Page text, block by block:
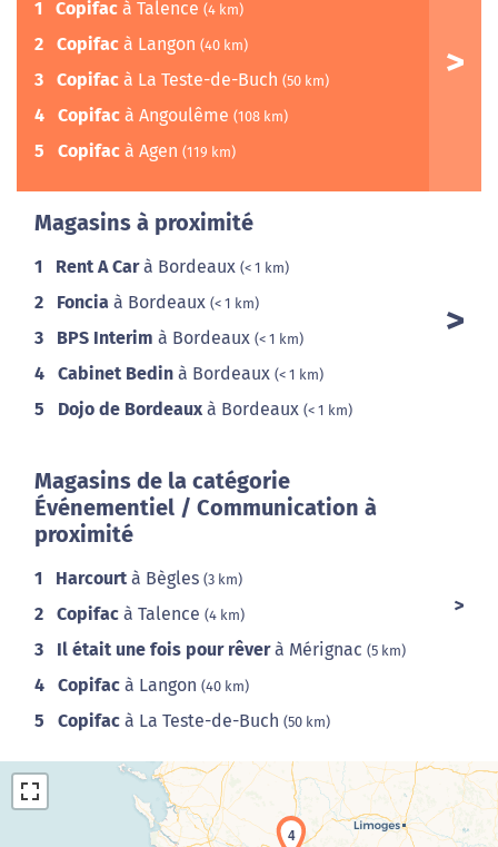
1 Copifac à Talence (4 km)
2 Copifac à Langon (40 km)
3 Copifac à La Teste-de-Buch (50 km)
4 Copifac à Angoulême (108 km)
5 Copifac à Agen (119 km)
Magasins à proximité
1 Rent A Carà Bordeaux (< 1 km)
2 Foncia à Bordeaux (< 1 km)
3 BPS Interim à Bordeaux (< 1 km)
4 Cabinet Bedin à Bordeaux (< 1 km)
5 Dojo de Bordeaux à Bordeaux (< 1 km)
Magasins de la catégorie
Événementiel / Communication à
proximité
1 Harcourt à Bègles (3 km)
2 Copifac à Talence (4 km)
3 Il était une fois pour rêverà Mérignac (5 km)
4 Copifac à Langon (40 km)
5 Copifac à La Teste-de-Buch (50 km)
4